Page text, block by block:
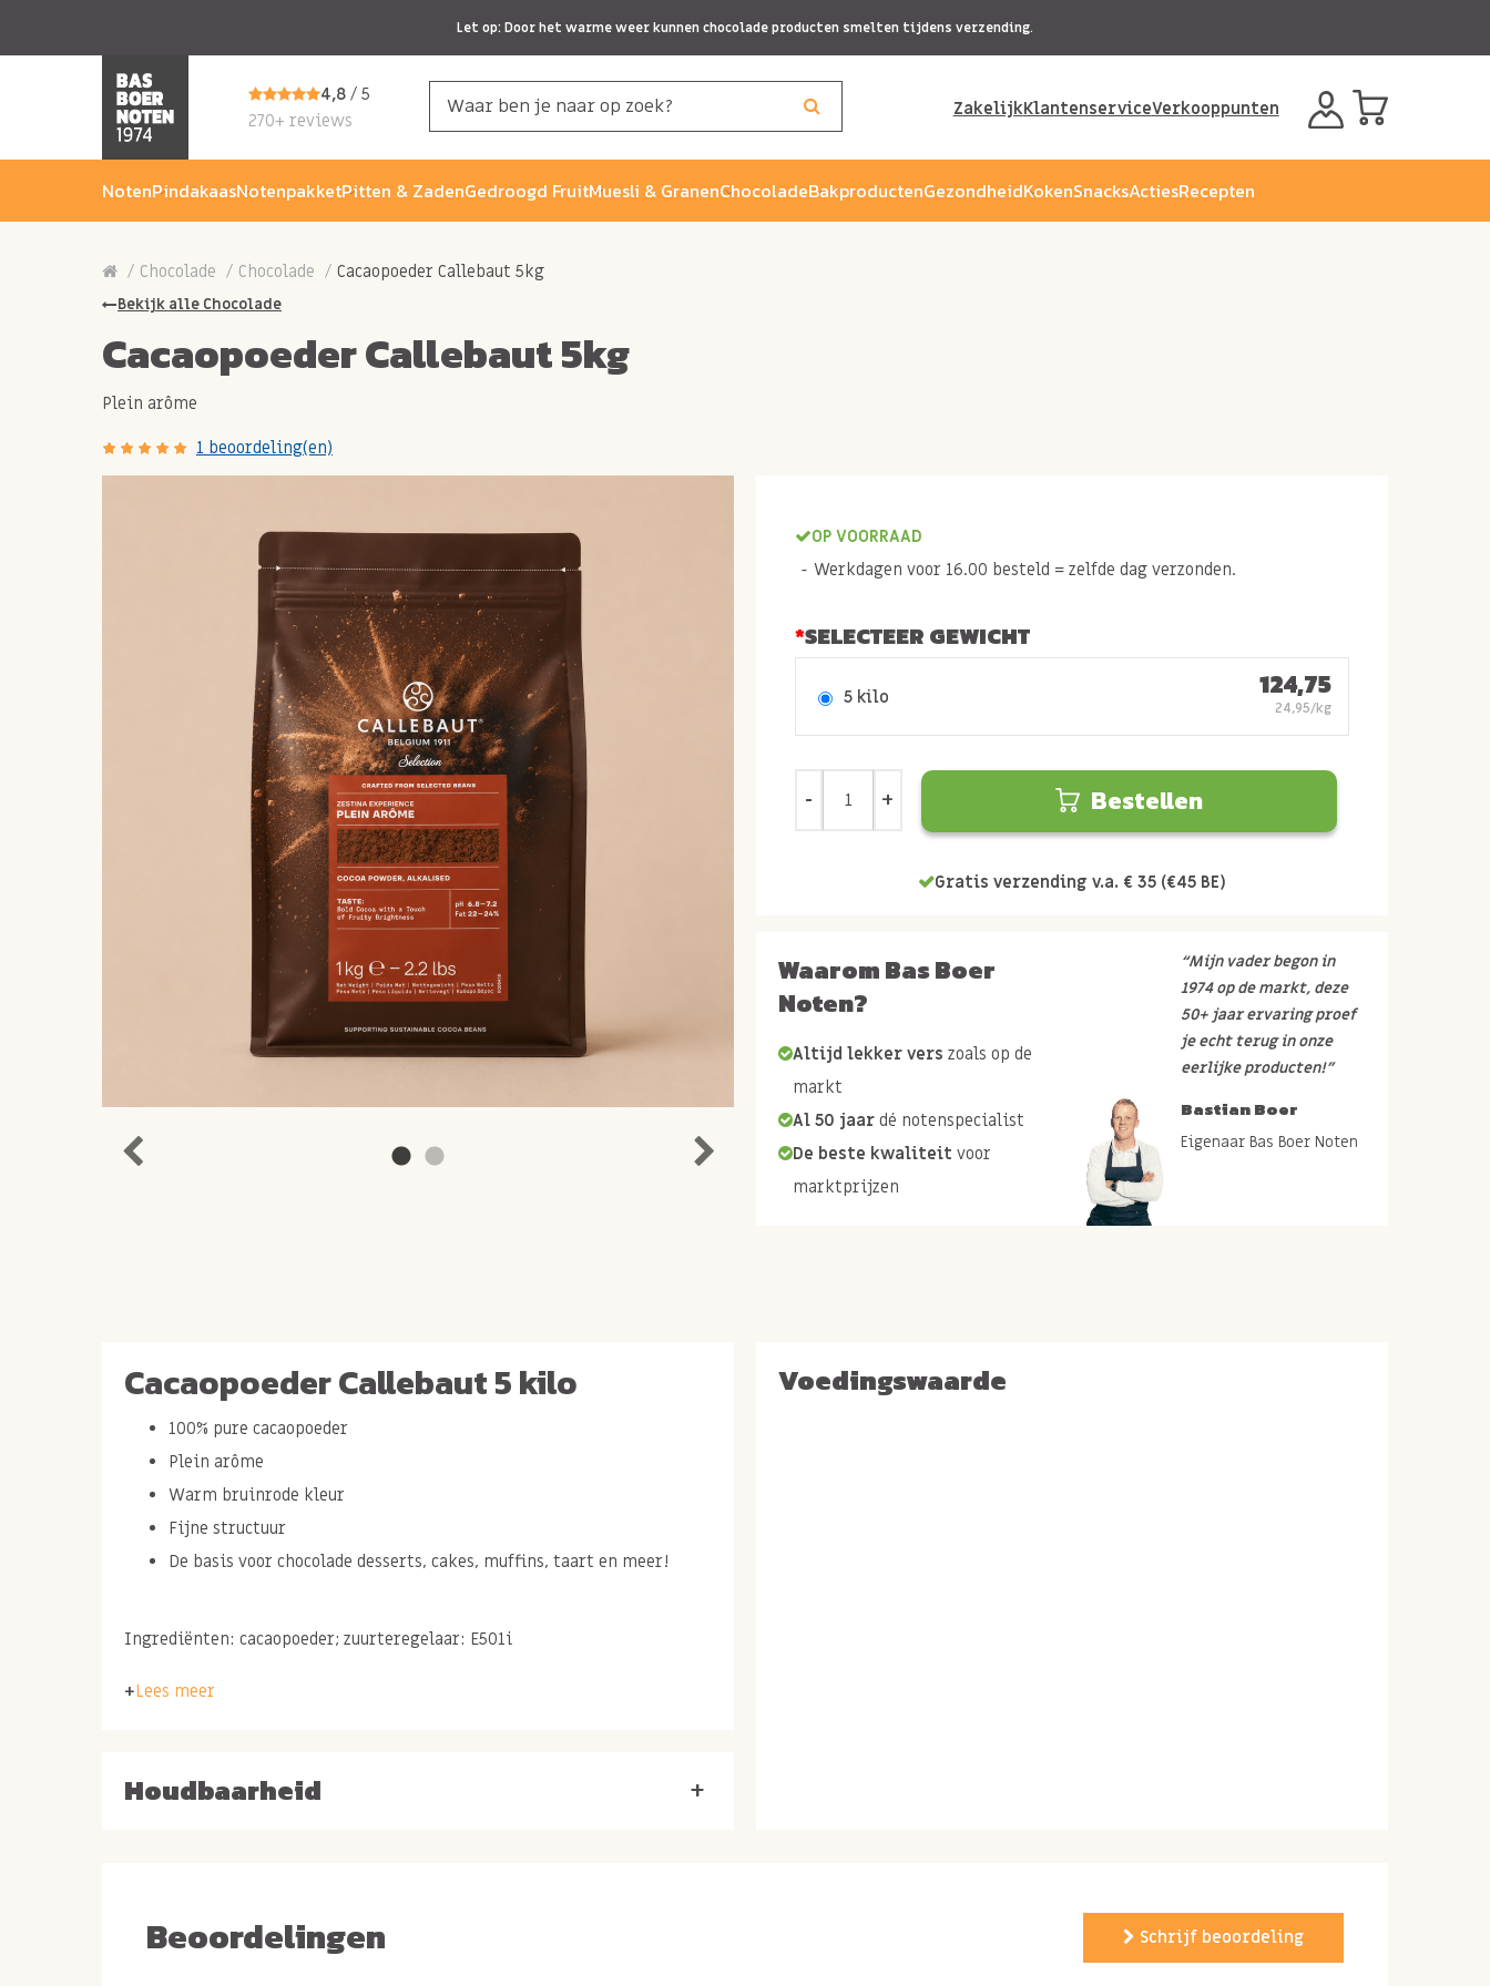
Let op: Door het warme weer kunnen chocolade producten smelten tijdens verzending.
4,8/ 5
270+ reviews
ZakelijkKlantenserviceVerkooppunten
NotenPindakaasNotenpakketPitten & ZadenGedroogd FruitMuesli & GranenChocoladeBakproductenGezondheidKokenSnacksActiesRecepten
Chocolade Chocolade Cacaopoeder Callebaut 5kg
Bekijk alle Chocolade
Cacaopoeder Callebaut 5kg
Plein arôme
1 beoordeling(en)
OP VOORRAAD
Werkdagen voor 16.00 besteld = zelfde dag verzonden.
SELECTEER GEWICHT
5 kilo 124,75
24,95/kg
Bestellen
Gratis verzending v.a. € 35 (€45 BE)
Waarom Bas Boer
Noten?
Altijd lekker vers zoals op de
markt
Al 50 jaar dé notenspecialist
De beste kwaliteit voor
marktprijzen
“Mijn vader begon in
1974 op de markt, deze
50+ jaar ervaring proef
je echt terug in onze
eerlijke producten!”
Bastian Boer
Eigenaar Bas Boer Noten
Cacaopoeder Callebaut 5 kilo
100% pure cacaopoeder
Plein arôme
Warm bruinrode kleur
Fijne structuur
De basis voor chocolade desserts, cakes, muffins, taart en meer!
Ingrediënten: cacaopoeder; zuurteregelaar: E501i
Merk: Cacao Barry (Callebaut)
Lees meer
Voedingswaarde
Houdbaarheid +
Beoordelingen Schrijf beoordeling